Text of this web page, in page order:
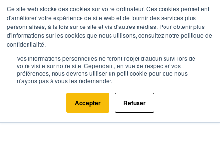
Ce site web stocke des cookies sur votre ordinateur. Ces cookies permettent
d'améliorer votre expérience de site web et de fournir des services plus
personnalisés, à la fois sur ce site et via d'autres médias. Pour obtenir plus
d'informations sur les cookies que nous utilisons, consultez notre politique de
confidentialité.
Vos informations personnelles ne feront l'objet d'aucun suivi lors de
votre visite sur notre site. Cependant, en vue de respecter vos
préférences, nous devrons utiliser un petit cookie pour que nous
n'ayons pas à vous les redemander.
Accepter Refuser
Agence.immo Prix immobilier Centre-Val de Loire Cher (18)
Prix de l'immobilier au m² Cher
(18)